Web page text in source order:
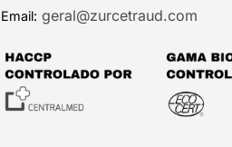
Email: geral@zurcetraud.com